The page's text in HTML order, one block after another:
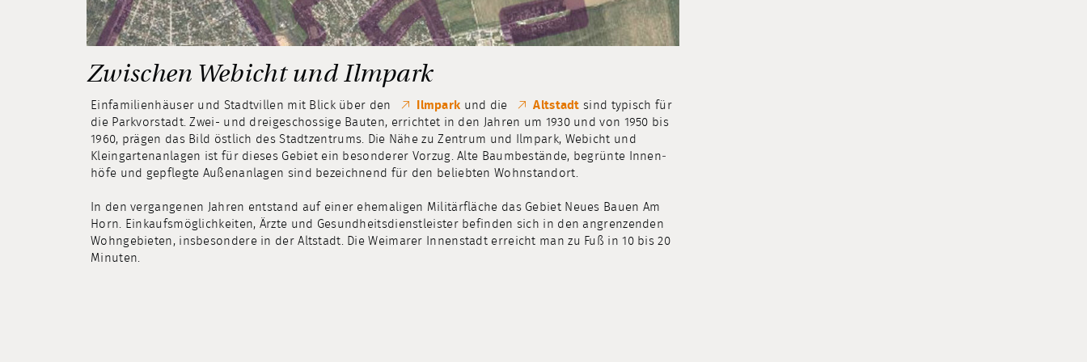
Zwischen Webicht und Ilmpark
Einfamilienhäuser und Stadtvillen mit Blick über den Ilmpark und die Altstadt sind typisch für
die Parkvorstadt. Zwei- und dreigeschossige Bauten, errichtet in den Jahren um 1930 und von 1950 bis
1960, prägen das Bild östlich des Stadt­zentrums. Die Nähe zu Zentrum und Ilmpark, Webicht und
Kleingarten­anlagen ist für dieses Gebiet ein besonderer Vorzug. Alte Baum­bestände, begrünte Innen­
höfe und gepflegte Außenanlagen sind bezeichnend für den beliebten Wohnstandort.
In den vergangenen Jahren entstand auf einer ehemaligen Militär­fläche das Gebiet Neues Bauen Am
Horn. Einkaufsmöglichkeiten, Ärzte und Gesundheitsdienstleister befinden sich in den angrenzenden
Wohngebieten, insbesondere in der Altstadt. Die Weimarer Innen­stadt erreicht man zu Fuß in 10 bis 20
Minuten.